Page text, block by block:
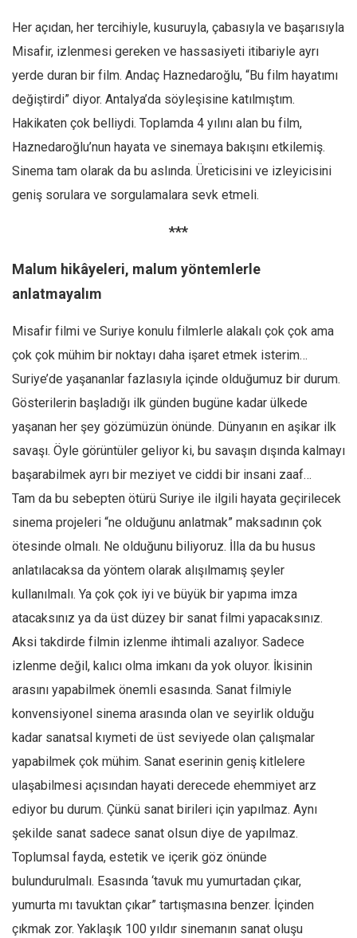
Her açıdan, her tercihiyle, kusuruyla, çabasıyla ve başarısıyla
Misafir, izlenmesi gereken ve hassasiyeti itibariyle ayrı
yerde duran bir film. Andaç Haznedaroğlu, “Bu film hayatımı
değiştirdi” diyor. Antalya’da söyleşisine katılmıştım.
Hakikaten çok belliydi. Toplamda 4 yılını alan bu film,
Haznedaroğlu’nun hayata ve sinemaya bakışını etkilemiş.
Sinema tam olarak da bu aslında. Üreticisini ve izleyicisini
geniş sorulara ve sorgulamalara sevk etmeli.
***
Malum hikâyeleri, malum yöntemlerle
anlatmayalım
Misafir filmi ve Suriye konulu filmlerle alakalı çok çok ama
çok çok mühim bir noktayı daha işaret etmek isterim…
Suriye’de yaşananlar fazlasıyla içinde olduğumuz bir durum.
Gösterilerin başladığı ilk günden bugüne kadar ülkede
yaşanan her şey gözümüzün önünde. Dünyanın en aşikar ilk
savaşı. Öyle görüntüler geliyor ki, bu savaşın dışında kalmayı
başarabilmek ayrı bir meziyet ve ciddi bir insani zaaf…
Tam da bu sebepten ötürü Suriye ile ilgili hayata geçirilecek
sinema projeleri “ne olduğunu anlatmak” maksadının çok
ötesinde olmalı. Ne olduğunu biliyoruz. İlla da bu husus
anlatılacaksa da yöntem olarak alışılmamış şeyler
kullanılmalı. Ya çok çok iyi ve büyük bir yapıma imza
atacaksınız ya da üst düzey bir sanat filmi yapacaksınız.
Aksi takdirde filmin izlenme ihtimali azalıyor. Sadece
izlenme değil, kalıcı olma imkanı da yok oluyor. İkisinin
arasını yapabilmek önemli esasında. Sanat filmiyle
konvensiyonel sinema arasında olan ve seyirlik olduğu
kadar sanatsal kıymeti de üst seviyede olan çalışmalar
yapabilmek çok mühim. Sanat eserinin geniş kitlelere
ulaşabilmesi açısından hayati derecede ehemmiyet arz
ediyor bu durum. Çünkü sanat birileri için yapılmaz. Aynı
şekilde sanat sadece sanat olsun diye de yapılmaz.
Toplumsal fayda, estetik ve içerik göz önünde
bulundurulmalı. Esasında ‘tavuk mu yumurtadan çıkar,
yumurta mı tavuktan çıkar” tartışmasına benzer. İçinden
çıkmak zor. Yaklaşık 100 yıldır sinemanın sanat oluşu